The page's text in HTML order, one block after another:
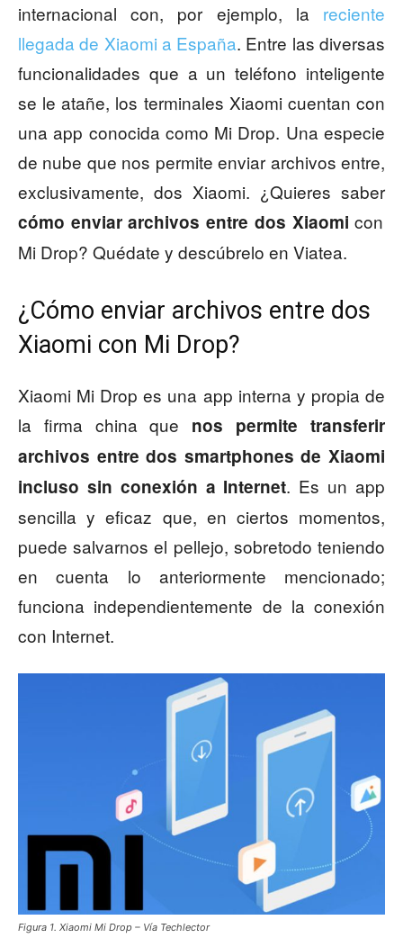
internacional con, por ejemplo, la reciente
llegada de Xiaomi a España. Entre las diversas
funcionalidades que a un teléfono inteligente
se le atañe, los terminales Xiaomi cuentan con
una app conocida como Mi Drop. Una especie
de nube que nos permite enviar archivos entre,
exclusivamente, dos Xiaomi. ¿Quieres saber
cómo enviar archivos entre dos Xiaomi con
Mi Drop? Quédate y descúbrelo en Viatea.
¿Cómo enviar archivos entre dos
Xiaomi con Mi Drop?
Xiaomi Mi Drop es una app interna y propia de
la firma china que nos permite transferir
archivos entre dos smartphones de Xiaomi
incluso sin conexión a Internet. Es un app
sencilla y eficaz que, en ciertos momentos,
puede salvarnos el pellejo, sobretodo teniendo
en cuenta lo anteriormente mencionado;
funciona independientemente de la conexión
con Internet.
Figura 1. Xiaomi Mi Drop – Vía Techlector